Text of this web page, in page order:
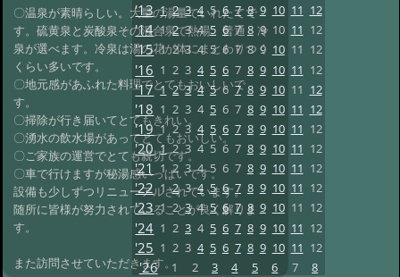
〇温泉が素晴らしい。大量の湯量でいれたてで
す。硫黄泉と炭酸泉その混合泉で熱湯 普通 冷
泉が選べます。冷泉は湯の花が体にまとわりつく
くらい多いです。
〇地元感があふれた料理でとてもおいしいで
す。
〇掃除が行き届いてとてもきれい。
〇湧水の飲水場があってとてもおいしい。
〇ご家族の運営でとても親切です。
〇車で行けますが秘湯感いっぱいです。
設備も少しずつリニューアルされています。
随所に皆様が努力されていることが良く解りま
す。
また訪問させていただきます。
'13 1 2 3 4 5 6 7 8 9 10 11 12
'14 1 2 3 4 5 6 7 8 9 10 11 12
'15 1 2 3 4 5 6 7 8 9 10 11 12
'16 1 2 3 4 5 6 7 8 9 10 11 12
'17 1 2 3 4 5 6 7 8 9 10 11 12
'18 1 2 3 4 5 6 7 8 9 10 11 12
'19 1 2 3 4 5 6 7 8 9 10 11 12
'20 1 2 3 4 5 6 7 8 9 10 11 12
'21 1 2 3 4 5 6 7 8 9 10 11 12
'22 1 2 3 4 5 6 7 8 9 10 11 12
'23 1 2 3 4 5 6 7 8 9 10 11 12
'24 1 2 3 4 5 6 7 8 9 10 11 12
'25 1 2 3 4 5 6 7 8 9 10 11 12
'26 1 2 3 4 5 6 7 8